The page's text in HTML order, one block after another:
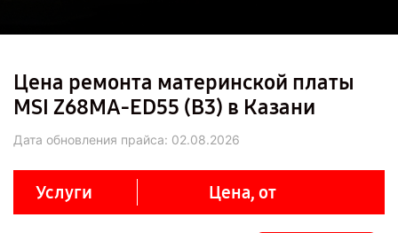
Цена ремонта материнской платы
MSI Z68MA-ED55 (B3) в Казани
Дата обновления прайса: 02.08.2026
Услуги Цена, от